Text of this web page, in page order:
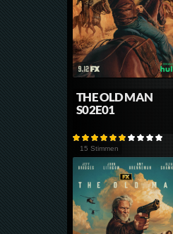
THE OLD MAN
S02E01
15 Stimmen